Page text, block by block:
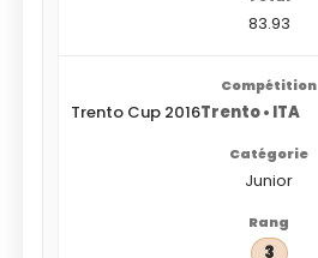
83.93
Trento Cup 2016Trento • ITA
Junior
3